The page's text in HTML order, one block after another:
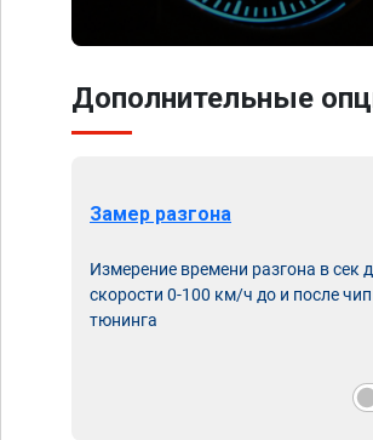
Дополнительные
Замер разгона
Измерение времени разгона в сек
скорости 0-100 км/ч до и после чип
тюнинга